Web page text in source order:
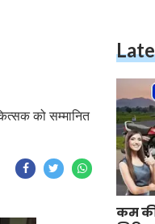
को सम्मानित
कम